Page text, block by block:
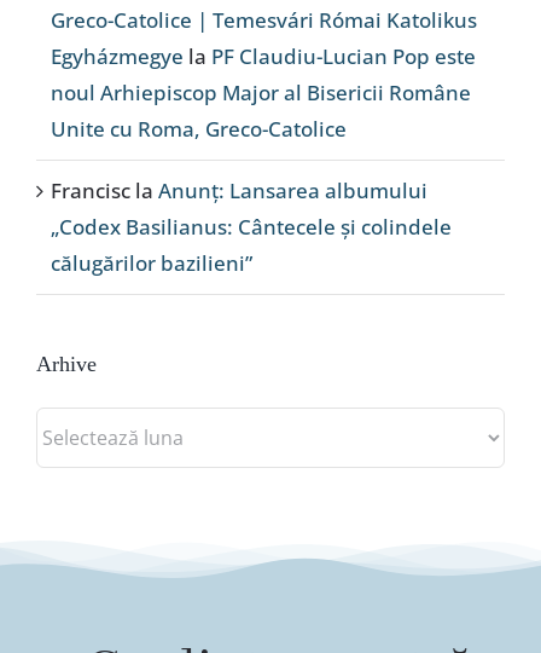
Greco-Catolice | Temesvári Római Katolikus
Egyházmegye la PF Claudiu-Lucian Pop este
noul Arhiepiscop Major al Bisericii Române
Unite cu Roma, Greco-Catolice
Francisc la Anunț: Lansarea albumului
„Codex Basilianus: Cântecele și colindele
călugărilor bazilieni”
Arhive
Arhive